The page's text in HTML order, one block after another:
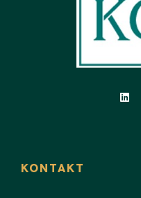
KONTAKT